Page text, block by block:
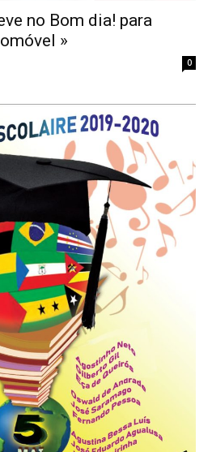
no Bom dia! para
»
0